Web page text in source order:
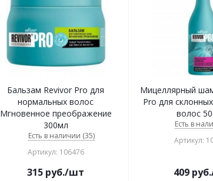
Бальзам Revivor Pro для
нормальных волос
Мгновенное преображение
300мл
Есть в наличии (35)
Артикул: 106476
315 руб./шт
Мицеллярный
Pro для
волос
Есть в
Артикул:
409 руб.